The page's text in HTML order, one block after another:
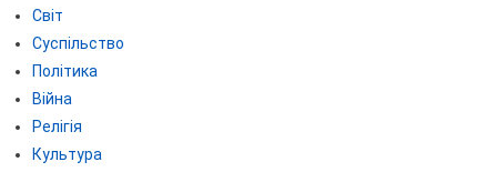
Світ
Суспільство
Політика
Війна
Релігія
Культура